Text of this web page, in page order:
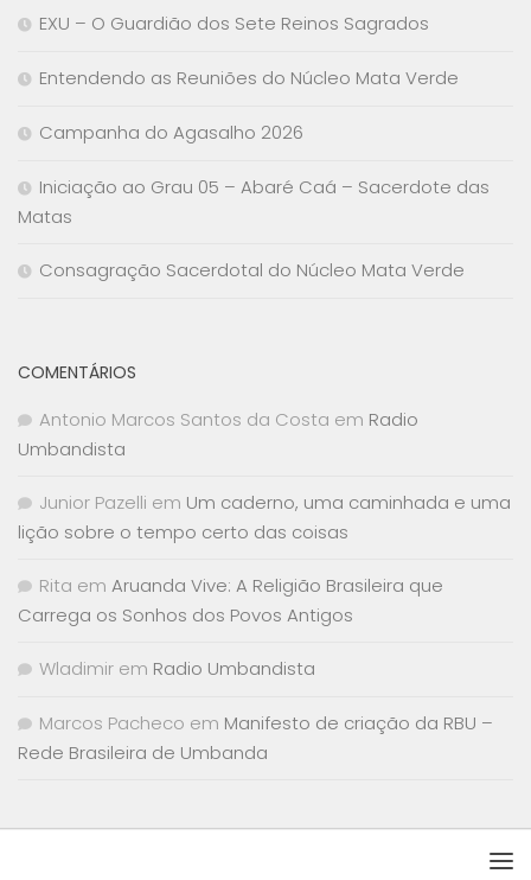
EXU – O Guardião dos Sete Reinos Sagrados
Entendendo as Reuniões do Núcleo Mata Verde
Campanha do Agasalho 2026
Iniciação ao Grau 05 – Abaré Caá – Sacerdote das
Matas
Consagração Sacerdotal do Núcleo Mata Verde
COMENTÁRIOS
Antonio Marcos Santos da Costa em Radio
Umbandista
Junior Pazelli em Um caderno, uma caminhada e uma
lição sobre o tempo certo das coisas
Rita em Aruanda Vive: A Religião Brasileira que
Carrega os Sonhos dos Povos Antigos
Wladimir em Radio Umbandista
Marcos Pacheco em Manifesto de criação da RBU –
Rede Brasileira de Umbanda